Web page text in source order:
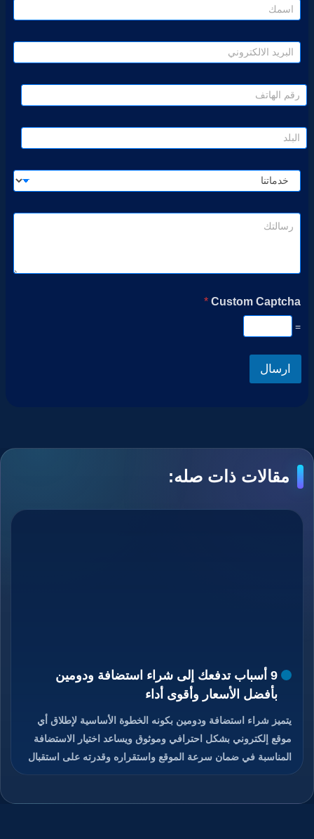
Custom Captcha
*
=
ارسال
مقالات ذات صله:
9 أسباب تدفعك إلى شراء استضافة ودومين
بأفضل الأسعار وأقوى أداء
يتميز شراء استضافة ودومين بكونه الخطوة الأساسية لإطلاق أي
موقع إلكتروني بشكل احترافي وموثوق ويساعد اختيار الاستضافة
المناسبة في ضمان سرعة الموقع واستقراره وقدرته على استقبال
الزوار دون انقطاع، كما يمنح الدومين هوية رقمية مميزة تسهل على